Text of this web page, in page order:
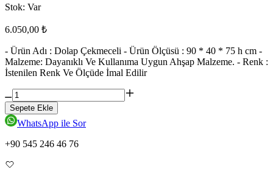
Stok: Var
6.050,00 ₺
- Ürün Adı : Dolap Çekmeceli - Ürün Ölçüsü : 90 * 40 * 75 h cm -
Malzeme: Dayanıklı Ve Kullanıma Uygun Ahşap Malzeme. - Renk :
İstenilen Renk Ve Ölçüde İmal Edilir
Sepete Ekle
WhatsApp ile Sor
+90 545 246 46 76